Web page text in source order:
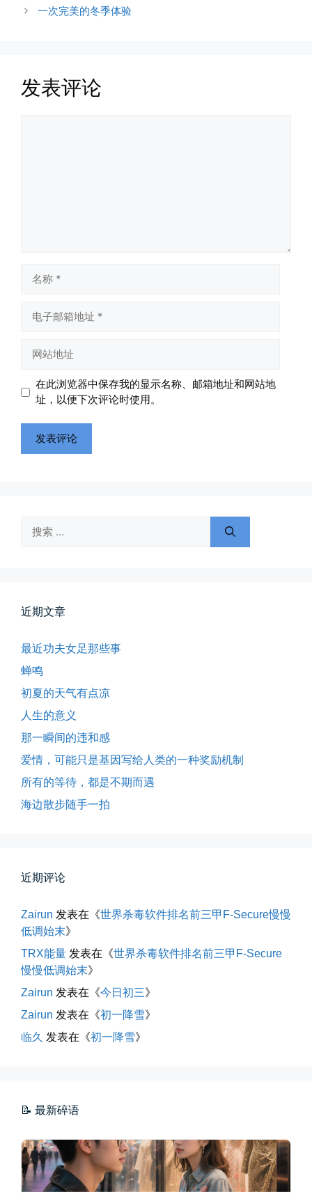
一次完美的冬季体验
发表评论
址
址
在此浏览器中保存我的显示名称、邮箱地址和网站地
址，以便下次评论时使用。
索：
近期文章
最近功夫女足那些事
蝉鸣
初夏的天气有点凉
人生的意义
那一瞬间的违和感
爱情，可能只是基因写给人类的一种奖励机制
所有的等待，都是不期而遇
海边散步随手一拍
近期评论
Zairun 发表在《世界杀毒软件排名前三甲F-Secure慢慢
低调始末》
TRX能量 发表在《世界杀毒软件排名前三甲F-Secure
慢慢低调始末》
Zairun 发表在《今日初三》
Zairun 发表在《初一降雪》
临久 发表在《初一降雪》
📝 最新碎语
所有的等待，都是不期而遇
晨风微凉，小区花香正浓。 从外...
海边散步随手一拍
晚上出门散步，抬头看月亮很圆，...
📅 04-30 21:41👤 Zairun
玻璃橱窗两侧的目光交汇
已记不清多少年，没在社交平台主...